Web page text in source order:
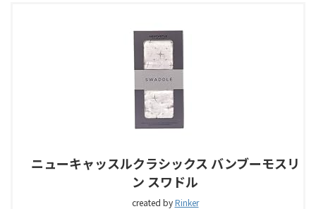
ニューキャッスルクラシックス バンブーモスリ
ン スワドル
created byRinker